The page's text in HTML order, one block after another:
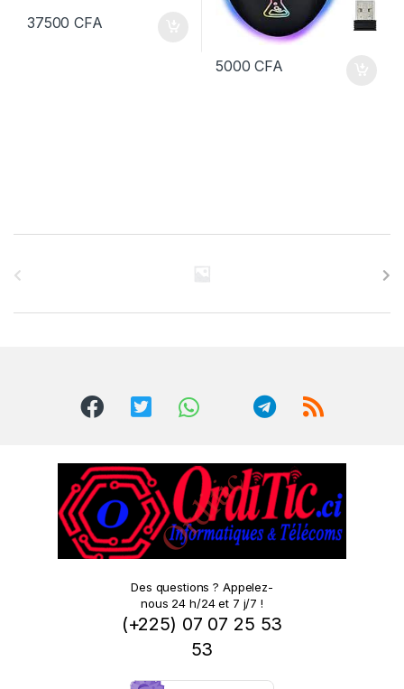
37500CFA
5000CFA
Des questions ? Appelez-
nous 24 h/24 et 7 j/7 !
(+225) 07 07 25 53
53